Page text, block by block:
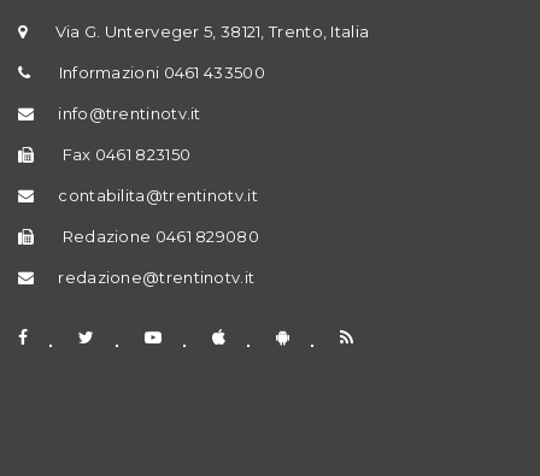
Via G. Unterveger 5, 38121, Trento, Italia
Informazioni 0461 433500
info@trentinotv.it
Fax 0461 823150
contabilita@trentinotv.it
Redazione 0461 829080
redazione@trentinotv.it